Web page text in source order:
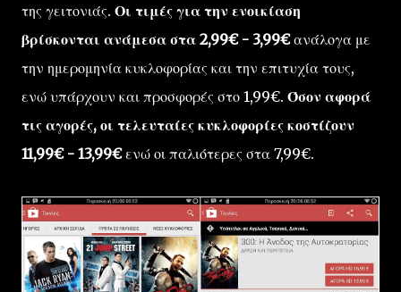
της γειτονιάς. Οι τιμές για την ενοικίαση
βρίσκονται ανάμεσα στα 2,99€ - 3,99€ανάλογα με
την ημερομηνία κυκλοφορίας και την επιτυχία τους,
ενώ υπάρχουν και προσφορές στο 1,99€. Όσον αφορά
τις αγορές, οι τελευταίες κυκλοφορίες κοστίζουν
11,99€ - 13,99€ενώ οι παλιότερες στα 7,99€.